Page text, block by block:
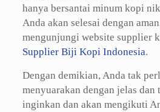
hanya bersantai minum kopi
Anda akan selesai dengan
mengunjungi website supplier
Supplier Biji Kopi Indonesia.
Dengan demikian, Anda tak
menyuarakan dengan jelas dan
inginkan dan akan mengikuti